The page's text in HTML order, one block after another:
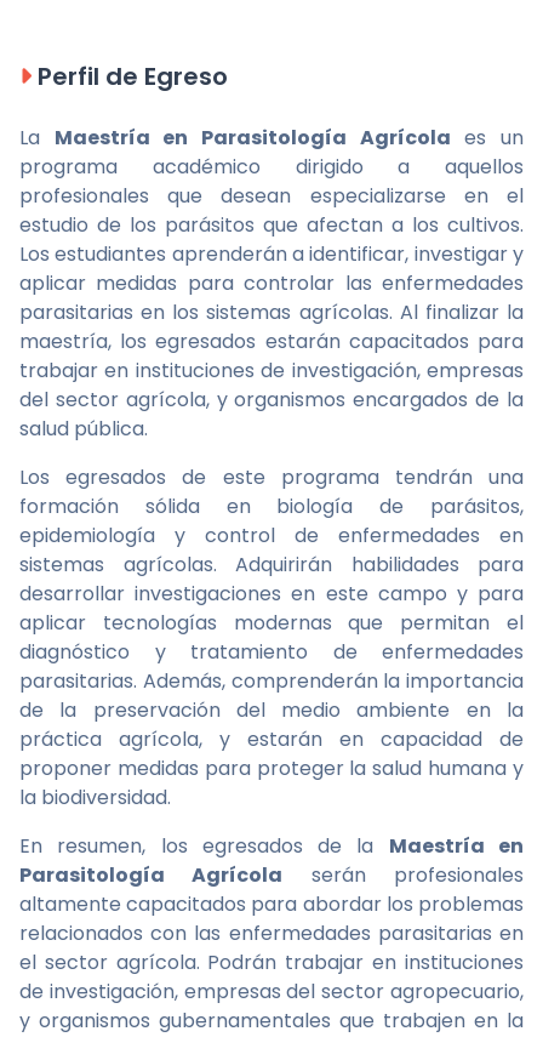
Perfil de Egreso
La Maestría en Parasitología Agrícola es un
programa académico dirigido a aquellos
profesionales que desean especializarse en el
estudio de los parásitos que afectan a los cultivos.
Los estudiantes aprenderán a identificar, investigar y
aplicar medidas para controlar las enfermedades
parasitarias en los sistemas agrícolas. Al finalizar la
maestría, los egresados estarán capacitados para
trabajar en instituciones de investigación, empresas
del sector agrícola, y organismos encargados de la
salud pública.
Los egresados de este programa tendrán una
formación sólida en biología de parásitos,
epidemiología y control de enfermedades en
sistemas agrícolas. Adquirirán habilidades para
desarrollar investigaciones en este campo y para
aplicar tecnologías modernas que permitan el
diagnóstico y tratamiento de enfermedades
parasitarias. Además, comprenderán la importancia
de la preservación del medio ambiente en la
práctica agrícola, y estarán en capacidad de
proponer medidas para proteger la salud humana y
la biodiversidad.
En resumen, los egresados de la Maestría en
Parasitología Agrícola serán profesionales
altamente capacitados para abordar los problemas
relacionados con las enfermedades parasitarias en
el sector agrícola. Podrán trabajar en instituciones
de investigación, empresas del sector agropecuario,
y organismos gubernamentales que trabajen en la